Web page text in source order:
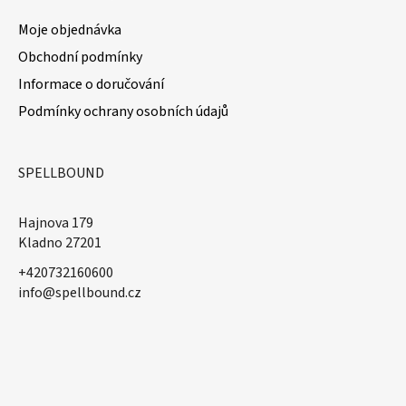
Moje objednávka
Obchodní podmínky
Informace o doručování
Podmínky ochrany osobních údajů
SPELLBOUND
Hajnova 179
Kladno 27201
+420732160600
​info@spellbound.cz